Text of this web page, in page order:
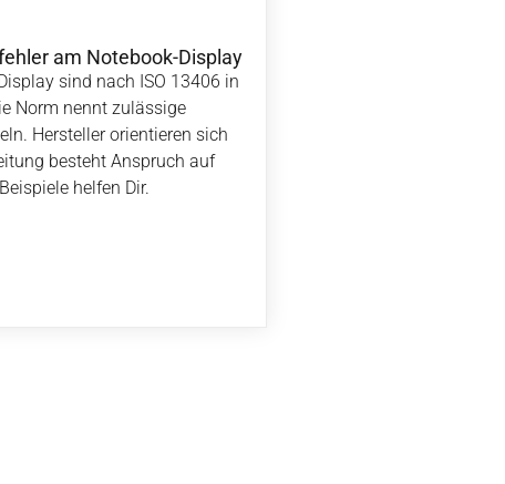
am Notebook-Display
sind nach ISO 13406 in
Norm nennt zulässige
Hersteller orientieren sich
besteht Anspruch auf
helfen Dir.